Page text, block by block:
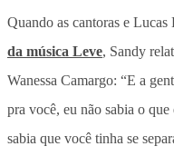
Quando as cantoras e
da música Leve, Sandy
Wanessa Camargo: “E a
pra você, eu não sabia o
sabia que você tinha se